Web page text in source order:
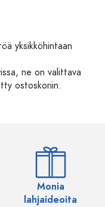
yksikköhintaan
ne on valittava
ostoskoriin.
Monia
lahjaideoita